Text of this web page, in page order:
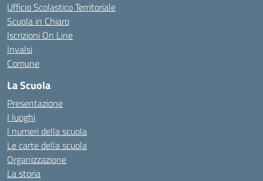
Ufficio Scolastico Territoriale
Scuola in Chiaro
Iscrizioni On Line
Invalsi
Comune
La Scuola
Presentazione
I luoghi
I numeri della scuola
Le carte della scuola
Organizzazione
La storia